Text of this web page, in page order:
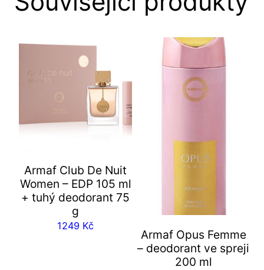
Armaf Club De Nuit
Women – EDP 105 ml
+ tuhý deodorant 75
g
1249 Kč
Armaf Opus Femme
– deodorant ve spreji
200 ml